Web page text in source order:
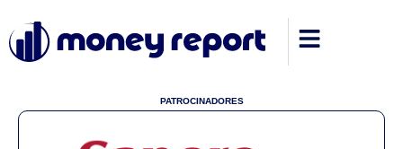
PATROCINADORES